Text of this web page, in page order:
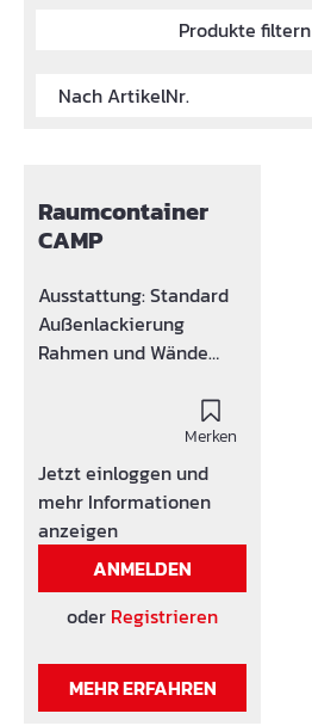
Produkte filtern
Raumcontainer
CAMP
Ausstattung: Standard
Außenlackierung
Rahmen und Wände
Außentüre: 1000 x 2226
mm (Außenmaß)
Drehkippfenster: 1000 x
1250 mm, isolierverglast
mit PVC-Rolladen
Lüftungsgitter Wände
und Dach isoliert
(andere Höhe auf
Anfrage, z.B. 2300 mm)
Merken
Jetzt einloggen und
mehr Informationen
anzeigen
ANMELDEN
oder Registrieren
MEHR ERFAHREN